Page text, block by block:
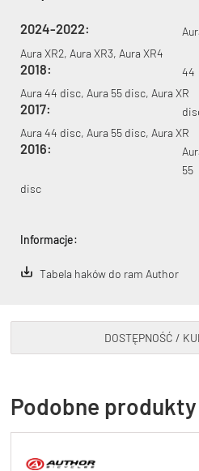
KryptoFlex
89,00 zł*
2024-2022:
Aura XR2, Aura XR3, Aura XR4
2018:
Aura 44 disc, Aura 55 disc, Aura XR
2017:
Aura 44 disc, Aura 55 disc, Aura XR
2016:
44
55
disc
Informacje:
Tabela haków do ram Author
DOSTĘPNOŚĆ /
Podobne produkty